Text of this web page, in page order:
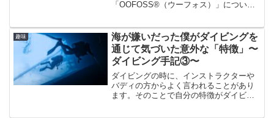
「OOFOSS®（ウーフォス）」につい
趣味
海が嫌いだった僕がダイビングを
通じて気づいた意外な「特徴」〜
ダイビング手記③〜
ダイビングの時に、インストラクターや
バディの方からよく言われることがあり
ます。そのことで自分の特徴がダイビン